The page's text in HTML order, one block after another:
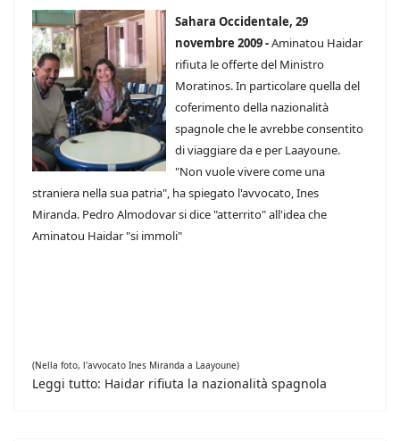
Sahara Occidentale, 29
novembre 2009 -Aminatou Haidar
rifiuta le offerte del Ministro
Moratinos. In particolare quella del
coferimento della nazionalità
spagnole che le avrebbe consentito
di viaggiare da e per Laayoune.
"Non vuole vivere come una
straniera nella sua patria", ha spiegato l'avvocato, Ines
Miranda. Pedro Almodovar si dice "atterrito" all'idea che
Aminatou Haidar "si immoli"
(Nella foto, l'avvocato Ines Miranda a Laayoune)
Leggi tutto: Haidar rifiuta la nazionalità spagnola